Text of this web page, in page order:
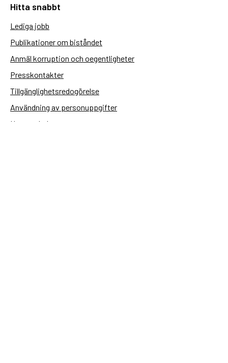
Hitta snabbt
Lediga jobb
Publikationer om biståndet
Anmäl korruption och oegentligheter
Presskontakter
Tillgänglighetsredogörelse
Användning av personuppgifter
Hantera kakor